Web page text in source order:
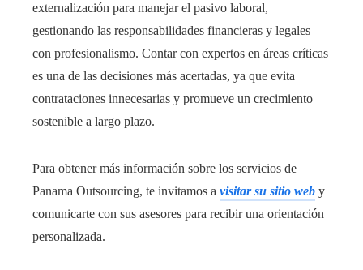
externalización para manejar el pasivo laboral,
gestionando las responsabilidades financieras y legales
con profesionalismo. Contar con expertos en áreas críticas
es una de las decisiones más acertadas, ya que evita
contrataciones innecesarias y promueve un crecimiento
sostenible a largo plazo.
Para obtener más información sobre los servicios de
Panama Outsourcing, te invitamos a visitar su sitio web y
comunicarte con sus asesores para recibir una orientación
personalizada.